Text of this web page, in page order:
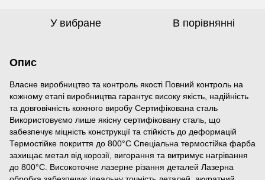
У вибране В порівнянні
Опис
Власне виробництво та контроль якості Повний контроль на
кожному етапі виробництва гарантує високу якість, надійність
та довговічність кожного виробу Сертифікована сталь
Використовуємо лише якісну сертифіковану сталь, що
забезпечує міцність конструкції та стійкість до деформацій
Термостійке покриття до 800°C Спеціальна термостійка фарба
захищає метал від корозії, вигорання та витримує нагрівання
до 800°C. Високоточне лазерне різання деталей Лазерна